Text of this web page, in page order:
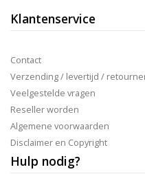
Klantenservice
Contact
Verzending / levertijd /
Veelgestelde vragen
Reseller worden
Algemene voorwaarden
Disclaimer en Copyright
Hulp nodig?